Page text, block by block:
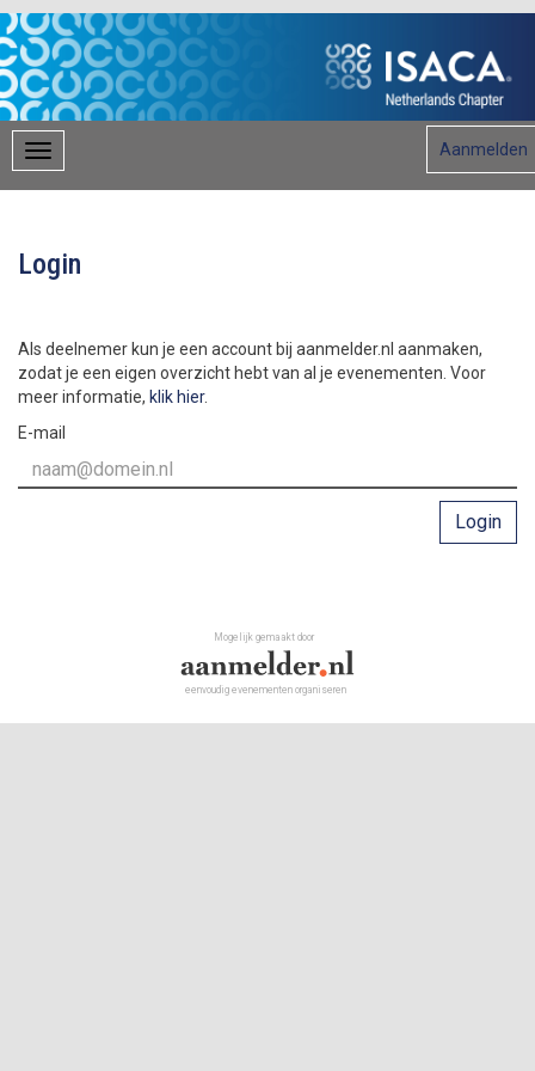
Aanmelden
Login
Als deelnemer kun je een account bij aanmelder.nl aanmaken,
zodat je een eigen overzicht hebt van al je evenementen. Voor
meer informatie, klik hier.
E-mail
Login
Mogelijk gemaakt door
eenvoudig evenementen organiseren